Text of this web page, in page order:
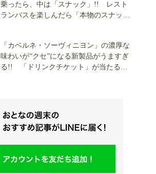
乗ったら、中は「スナック」!! レスト
ランバスを楽しんだら「本物のスナッ
「カベルネ・ソーヴィニヨン」の濃厚な
味わいが“クセ”になる新製品がうますぎ
る!! 「ドリンクチケット」が当たる